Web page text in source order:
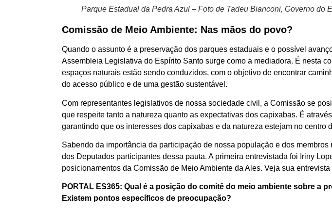
Parque Estadual da Pedra Azul – Foto de Tadeu Bianconi, Governo do
Comissão de Meio Ambiente: Nas mãos do povo?
Quando o assunto é a preservação dos parques estaduais e o possível
Assembleia Legislativa do Espírito Santo surge como a mediadora. É nesta
espaços naturais estão sendo conduzidos, com o objetivo de encontrar
do acesso público e de uma gestão sustentável.
Com representantes legislativos de nossa sociedade civil, a Comissão se
que respeite tanto a natureza quanto as expectativas dos capixabas. É
garantindo que os interesses dos capixabas e da natureza estejam no centro
Sabendo da importância da participação de nossa população e dos
dos Deputados participantes dessa pauta. A primeira entrevistada foi Iriny
posicionamentos da Comissão de Meio Ambiente da Ales. Veja sua entrevista
PORTAL ES365: Qual é a posição do comitê do meio ambiente sobre a
Existem pontos específicos de preocupação?